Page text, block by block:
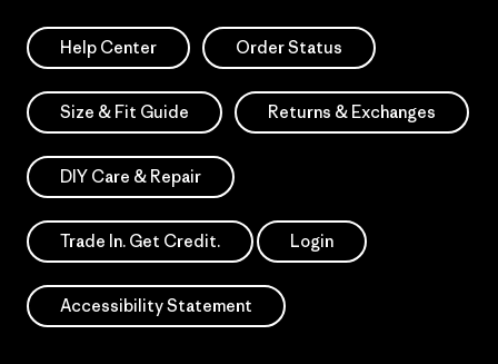
Help Center Order Status
Size & Fit Guide Returns & Exchanges
DIY Care & Repair
Trade In. Get Credit. Login
Accessibility Statement